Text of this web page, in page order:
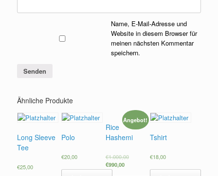
Name, E-Mail-Adresse und
Website in diesem Browser für
meinen nächsten Kommentar
speichern.
Ähnliche Produkte
Long Sleeve
Tee
€25,00
Polo
€20,00
Angebot!
Rice
Hashemi
€1.000,00
€990,00
Tshirt
€18,00